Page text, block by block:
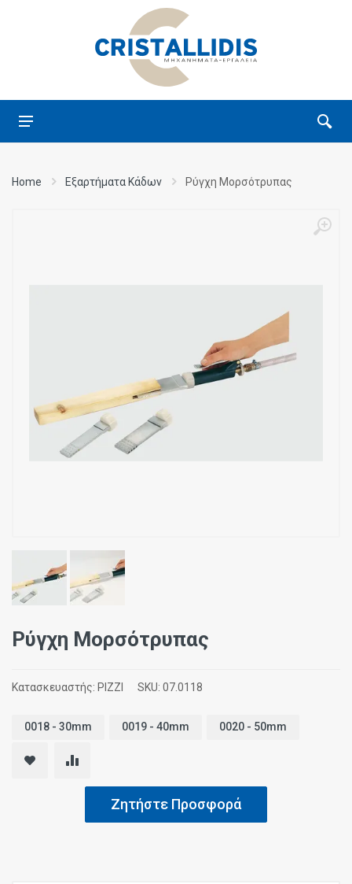
Home Εξαρτήματα Κάδων Ρύγχη Μορσότρυπας
Ρύγχη Μορσότρυπας
Κατασκευαστής: PIZZI SKU: 07.0118
0018 - 30mm 0019 - 40mm 0020 - 50mm
Ζητήστε Προσφορά